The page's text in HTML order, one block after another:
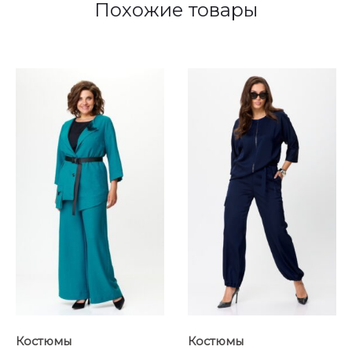
Похожие товары
Костюмы
Костюмы